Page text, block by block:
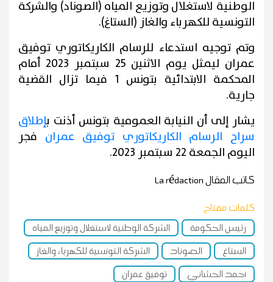
الوطنية لاستغلال وتوزيع المياه (الصوناد) والشركة
التونسية للكهرباء والغاز (الستاغ).
وتم توجيه استدعاء للرسام الكاريكاتوري توفيق
عمران ليمثل يوم الاثنين 25 سبتمبر 2023 أمام
المحكمة الابتدائية بتونس 1 فيما تزال القضية
جارية.
يشار إلى أن النيابة العمومية بتونس أذنت بإطلاق
سراح الرسام الكاريكاتوري توفيق عمران فجر
اليوم الجمعة 22 سبتمبر 2023.
كاتب المقالLa rédaction
كلمات مفتاح
رئيس الحكومة
الشركة الوطنية لاستغلال وتوزيع المياه
الستاغ
الصوناد
الشركة التونسية للكهرباء والغاز
أحمد الحشاني
توفيق عمران